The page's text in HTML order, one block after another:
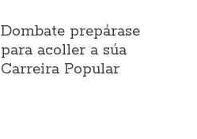
Dombate prepárase
para acoller a súa
Carreira Popular